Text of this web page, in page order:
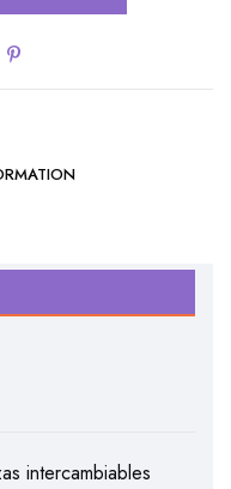
intercambiables